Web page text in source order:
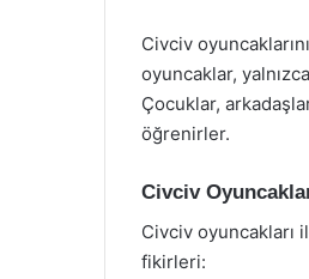
Civciv
oyuncaklar,
Çocuklar,
öğrenirler.
Civciv
Civciv oyuncakları
fikirleri: